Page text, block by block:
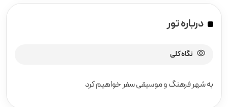
درباره تور
نگاه کلی
به شهر فرهنگ و موسیقی سفر خواهیم کرد